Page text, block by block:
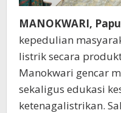
MANOKWARI,
kepedulian
listrik secara
Manokwari gencar
sekaligus edukasi
ketenagalistrikan.